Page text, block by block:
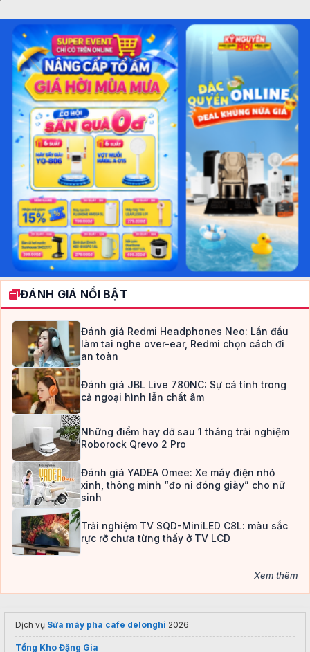
ĐÁNH GIÁ NỔI BẬT
Đánh giá Redmi Headphones Neo: Lần đầu
làm tai nghe over-ear, Redmi chọn cách đi
an toàn
Đánh giá JBL Live 780NC: Sự cá tính trong
cả ngoại hình lẫn chất âm
Những điểm hay dở sau 1 tháng trải nghiệm
Roborock Qrevo 2 Pro
Đánh giá YADEA Omee: Xe máy điện nhỏ
xinh, thông minh “đo ni đóng giày” cho nữ
sinh
Trải nghiệm TV SQD-MiniLED C8L: màu sắc
rực rỡ chưa từng thấy ở TV LCD
Xem thêm
Dịch vụ Sửa máy pha cafe delonghi 2026
Tổng Kho Đặng Gia